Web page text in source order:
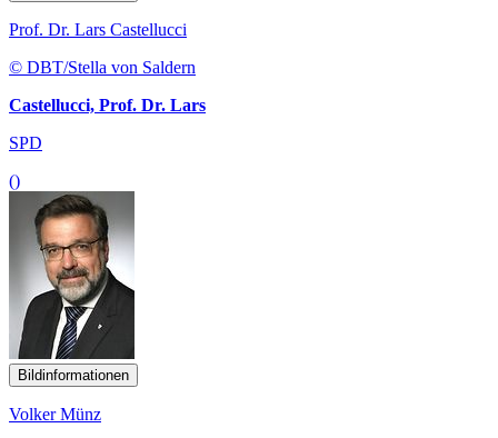
Prof. Dr. Lars Castellucci
© DBT/Stella von Saldern
Castellucci, Prof. Dr. Lars
SPD
()
Bildinformationen
Volker Münz